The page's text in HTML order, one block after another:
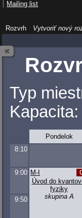
Typ
Pondelok
8:10
9:00
Úvod do
fyziky
M-I
skupina A
9:50
Rozvrh Vytvoriť nový
Mailing list